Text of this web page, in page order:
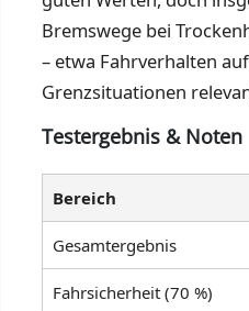
Bremswege bei
– etwa Fahrverhalten
Grenzsituationen
Testergebnis & Noten
Bereich
Gesamtergebnis
Fahrsicherheit (70 %)